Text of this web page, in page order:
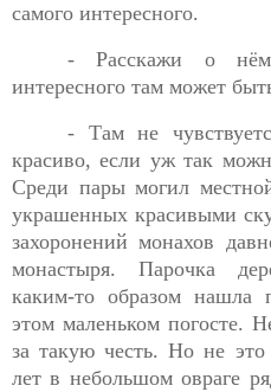
самого интересного.
- Расскажи о
интересного там может
- Там не
красиво, если ужтак
Среди пары могил
украшенных красивыми
захоронений монахов
монастыря. Парочка
каким-то образом нашла
этом маленьком погосте.
за такую честь. Но не
лет в небольшом овраге